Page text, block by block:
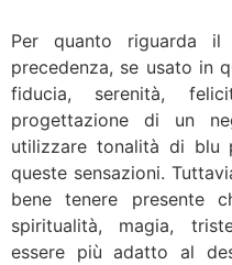
Per quanto riguarda
precedenza, se usato in
fiducia, serenità,
progettazione di un
utilizzare tonalità di blu
queste sensazioni.
bene tenere presente
spiritualità, magia,
essere più adatto al